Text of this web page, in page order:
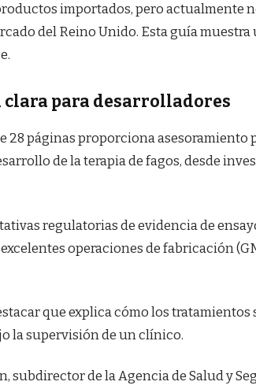
importados, pero actualmente
del Reino Unido. Esta guía
clara para desarrolladores
28 páginas proporciona asesoramiento
de la terapia de fagos, desde
regulatorias de evidencia de
operaciones de fabricación
que explica cómo los
la supervisión de un clínico.
subdirector de la Agencia de Salud y